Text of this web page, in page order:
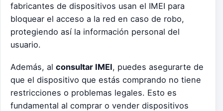
fabricantes de dispositivos usan el IMEI para
bloquear el acceso a la red en caso de robo,
protegiendo así la información personal del
usuario.
Además, al consultar IMEI, puedes asegurarte de
que el dispositivo que estás comprando no tiene
restricciones o problemas legales. Esto es
fundamental al comprar o vender dispositivos